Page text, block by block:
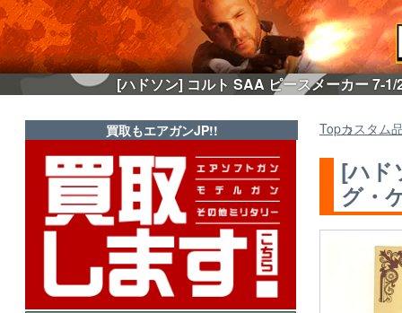
[ハドソン] コルト SAA ピースメーカー 7-
Topカスタム
[ハド
グ・
買取もエアガンJP!!